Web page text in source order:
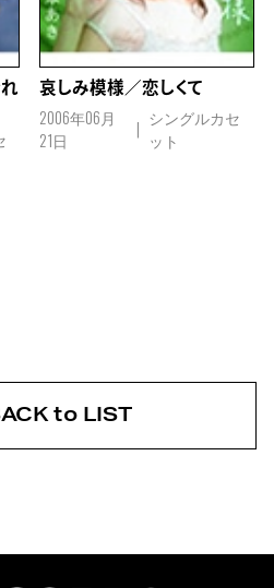
哀しみ模様／恋しくて
2006年06月
21日
シングルカセ
ット
to LIST